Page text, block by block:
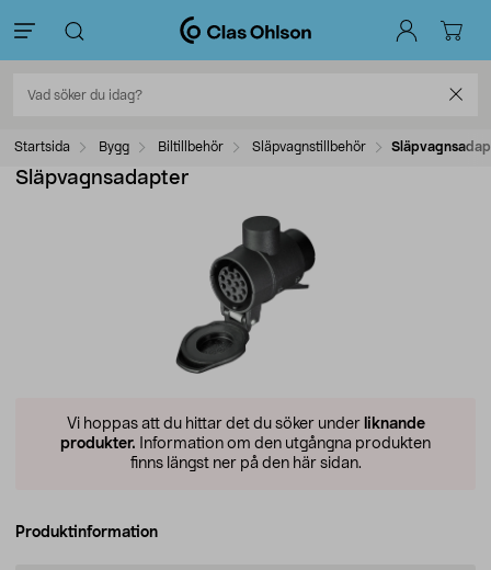
Startsida Bygg Biltillbehör Släpvagnstillbehör
Släpvagnsadapter
Vi hoppas att du hittar det du söker under liknande
produkter. Information om den utgångna produkten
finns längst ner på den här sidan.
Produktinformation